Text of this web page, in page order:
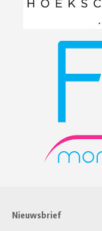
Nieuwsbrief